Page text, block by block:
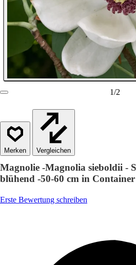
1/2
Vergleichen
Magnolie -Magnolia sieboldii -
blühend -50-60 cm in Container
Erste Bewertung schreiben